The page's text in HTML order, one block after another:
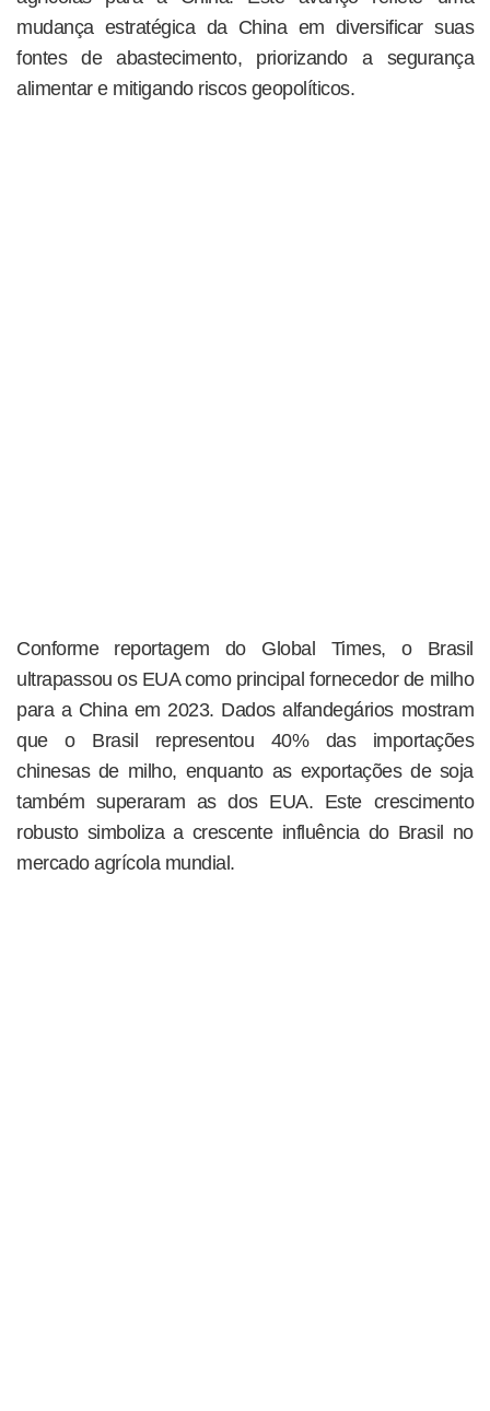
mudança estratégica da China em diversificar suas
fontes de abastecimento, priorizando a segurança
alimentar e mitigando riscos geopolíticos.
Conforme reportagem do Global Times, o Brasil
ultrapassou os EUA como principal fornecedor de milho
para a China em 2023. Dados alfandegários mostram
que o Brasil representou 40% das importações
chinesas de milho, enquanto as exportações de soja
também superaram as dos EUA. Este crescimento
robusto simboliza a crescente influência do Brasil no
mercado agrícola mundial.